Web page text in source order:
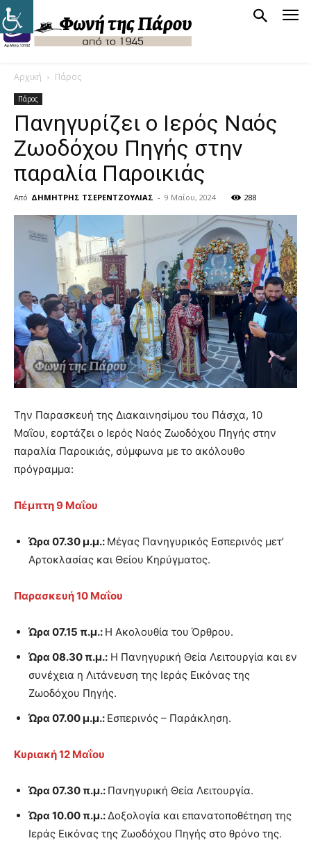
Αρχική Πάρος
Πάρος
Πανηγυρίζει ο Ιερός Ναός
Ζωοδόχου Πηγής στην
παραλία Παροικιάς
Από ΔΗΜΗΤΡΗΣ ΤΣΕΡΕΝΤΖΟΥΛΙΑΣ - 9 Μαΐου, 2024 288
Την Παρασκευή της Διακαινησίμου του Πάσχα, 10
Μαΐου, εορτάζει ο Ιερός Ναός Ζωοδόχου Πηγής στην
παραλία Παροικιάς, σύμφωνα με το ακόλουθο
πρόγραμμα:
Πέμπτη 9 Μαΐου
Ώρα 07.30 μ.μ.: Μέγας Πανηγυρικός Εσπερινός μετ’
Αρτοκλασίας και Θείου Κηρύγματος.
Παρασκευή 10 Μαΐου
Ώρα 07.15 π.μ.: Η Ακολουθία του Όρθρου.
Ώρα 08.30 π.μ.: Η Πανηγυρική Θεία Λειτουργία και εν
συνέχεια η Λιτάνευση της Ιεράς Εικόνας της
Ζωοδόχου Πηγής.
Ώρα 07.00 μ.μ.: Εσπερινός – Παράκληση.
Κυριακή 12 Μαΐου
Ώρα 07.30 π.μ.: Πανηγυρική Θεία Λειτουργία.
Ώρα 10.00 π.μ.:Δοξολογία και επανατοποθέτηση της
Ιεράς Εικόνας της Ζωοδόχου Πηγής στο θρόνο της.